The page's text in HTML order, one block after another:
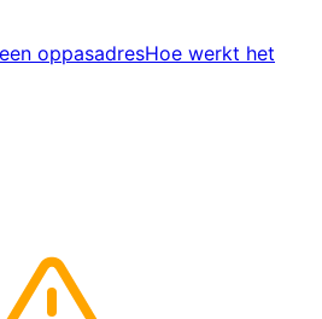
oppasadresHoe werkt het